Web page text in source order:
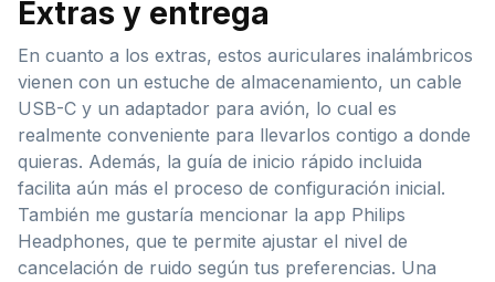
Extras y entrega
En cuanto a los extras, estos auriculares inalámbricos
vienen con un estuche de almacenamiento, un cable
USB-C y un adaptador para avión, lo cual es
realmente conveniente para llevarlos contigo a donde
quieras. Además, la guía de inicio rápido incluida
facilita aún más el proceso de configuración inicial.
También me gustaría mencionar la app Philips
Headphones, que te permite ajustar el nivel de
cancelación de ruido según tus preferencias. Una